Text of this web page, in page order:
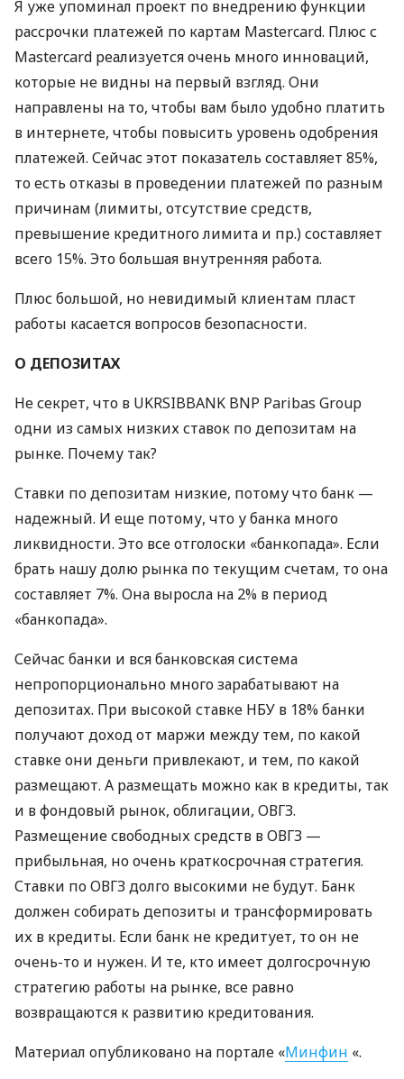
Я уже упоминал проект по внедрению функции
рассрочки платежей по картам Mastercard. Плюс с
Mastercard реализуется очень много инноваций,
которые не видны на первый взгляд. Они
направлены на то, чтобы вам было удобно платить
в интернете, чтобы повысить уровень одобрения
платежей. Сейчас этот показатель составляет 85%,
то есть отказы в проведении платежей по разным
причинам (лимиты, отсутствие средств,
превышение кредитного лимита и пр.) составляет
всего 15%. Это большая внутренняя работа.
Плюс большой, но невидимый клиентам пласт
работы касается вопросов безопасности.
О ДЕПОЗИТАХ
Не секрет, что в UKRSIBBANK BNP Paribas Group
одни из самых низких ставок по депозитам на
рынке. Почему так?
Ставки по депозитам низкие, потому что банк —
надежный. И еще потому, что у банка много
ликвидности. Это все отголоски «банкопада». Если
брать нашу долю рынка по текущим счетам, то она
составляет 7%. Она выросла на 2% в период
«банкопада».
Сейчас банки и вся банковская система
непропорционально много зарабатывают на
депозитах. При высокой ставке НБУ в 18% банки
получают доход от маржи между тем, по какой
ставке они деньги привлекают, и тем, по какой
размещают. А размещать можно как в кредиты, так
и в фондовый рынок, облигации, ОВГЗ.
Размещение свободных средств вОВГЗ —
прибыльная, но очень краткосрочная стратегия.
Ставки поОВГЗдолго высокими не будут. Банк
должен собирать депозиты и трансформировать
их в кредиты. Если банк не кредитует, то он не
очень-то и нужен. И те, кто имеет долгосрочную
стратегию работы на рынке, все равно
возвращаются к развитию кредитования.
Материал опубликовано на портале «Минфин «.